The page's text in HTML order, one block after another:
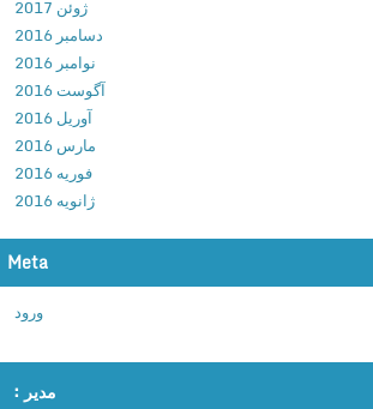
0
.
8
4
3
3
د
ل
ب
ژوئن 2017
دسامبر 2016
نوامبر 2016
آگوست 2016
آوریل 2016
مارس 2016
فوریه 2016
ژانویه 2016
Meta
مدیر :